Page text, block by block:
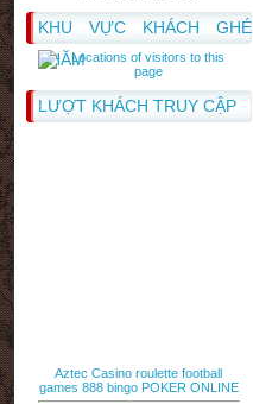
KHU VỰC KHÁCH GHÉ
THĂM
LƯỢT KHÁCH TRUY CẬP
Aztec Casino roulette football
games 888 bingo POKER ONLINE